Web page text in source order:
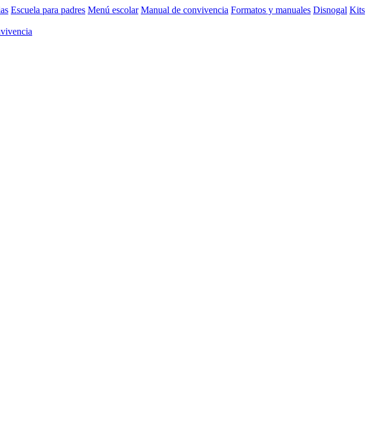
Escuela para padres Menú escolar Manual de convivencia Formatos y manuales Disnogal Kits